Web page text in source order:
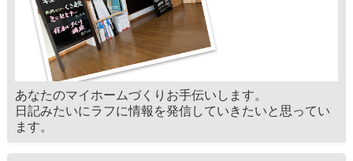
あなたのマイホームづくりお手伝いします。
日記みたいにラフに情報を発信していきたいと思ってい
ます。